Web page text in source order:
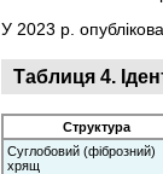
У 2023 р.
Таблиця 4.
Структура
Суглобовий (фіброзний)
хрящ